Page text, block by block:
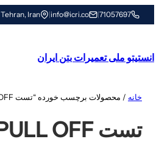
به
71057697
|
info@icri.co
|
Tehran, Iran
انستیتو ملی تعمیرات بتن ایران
خانه / محصولات برچسب خورده “تست PULL OFF”
تست PULL OFF